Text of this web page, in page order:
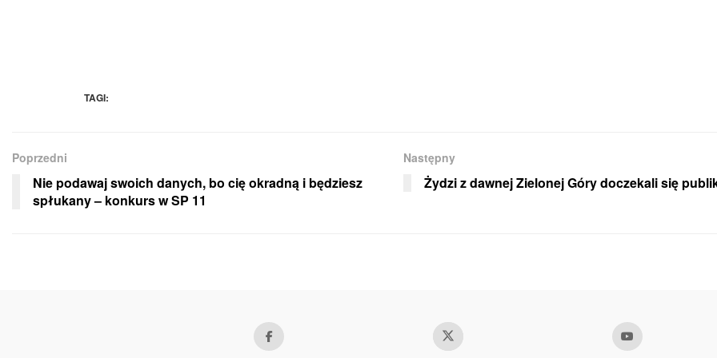
TAGI:
Poprzedni
Nie podawaj swoich danych, bo cię okradną i będziesz
spłukany – konkurs w SP 11
Następny
Żydzi z dawnej Zielonej Góry doczekali się